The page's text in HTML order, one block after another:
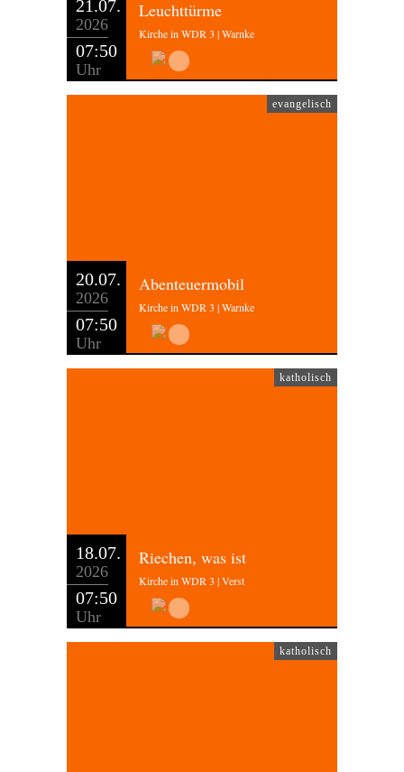
21.07.
2026
07:50
Uhr
Leuchttürme
Kirche in WDR 3 | Warnke
evangelisch
20.07.
2026
07:50
Uhr
Abenteuermobil
Kirche in WDR 3 | Warnke
katholisch
18.07.
2026
07:50
Uhr
Riechen, was ist
Kirche in WDR 3 | Verst
katholisch